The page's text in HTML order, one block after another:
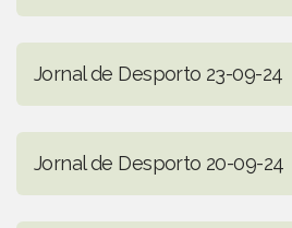
Jornal de Desporto 23-09-24
Jornal de Desporto 20-09-24